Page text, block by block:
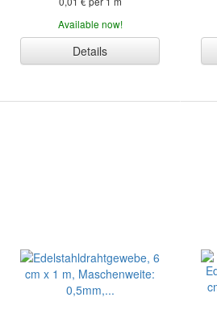
Available now!
Details